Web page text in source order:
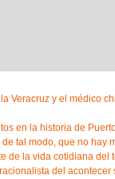
Veracruz y el médico
en la historia de
de tal modo, que no hay
de la vida cotidiana del
del